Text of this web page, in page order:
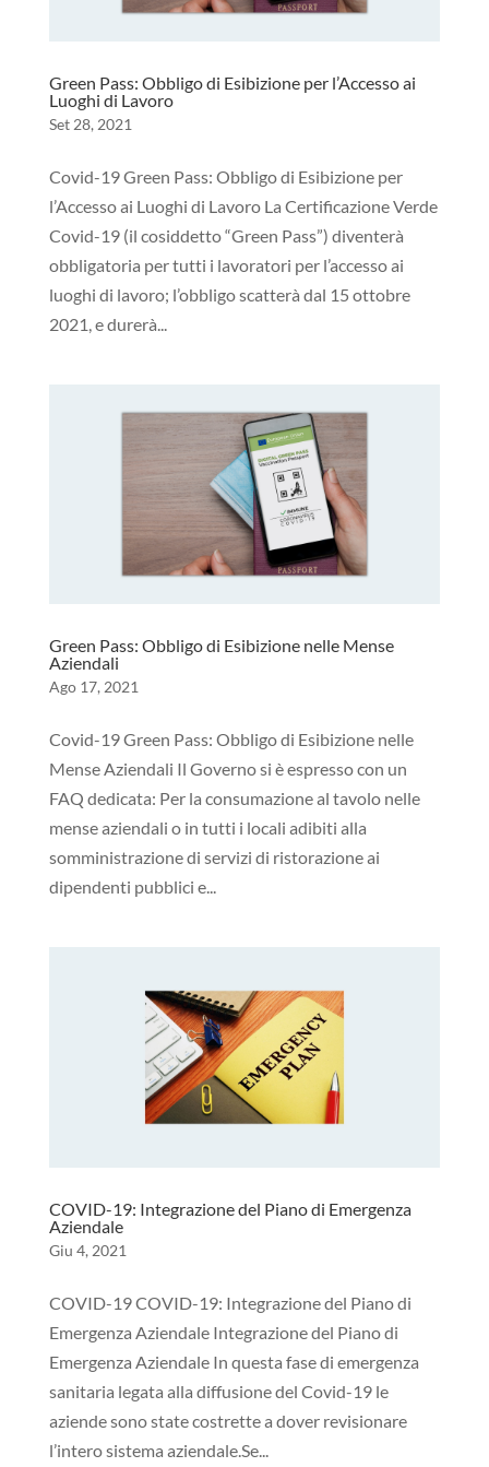
Green Pass: Obbligo di Esibizione per l’Accesso ai
Luoghi di Lavoro
Set 28, 2021
Covid-19 Green Pass: Obbligo di Esibizione per
l’Accesso ai Luoghi di Lavoro La Certificazione Verde
Covid-19 (il cosiddetto “Green Pass”) diventerà
obbligatoria per tutti i lavoratori per l’accesso ai
luoghi di lavoro; l’obbligo scatterà dal 15 ottobre
2021, e durerà...
Green Pass: Obbligo di Esibizione nelle Mense
Aziendali
Ago 17, 2021
Covid-19 Green Pass: Obbligo di Esibizione nelle
Mense Aziendali Il Governo si è espresso con un
FAQ dedicata: Per la consumazione al tavolo nelle
mense aziendali o in tutti i locali adibiti alla
somministrazione di servizi di ristorazione ai
dipendenti pubblici e...
COVID-19: Integrazione del Piano di Emergenza
Aziendale
Giu 4, 2021
COVID-19 COVID-19: Integrazione del Piano di
Emergenza Aziendale Integrazione del Piano di
Emergenza Aziendale In questa fase di emergenza
sanitaria legata alla diffusione del Covid-19 le
aziende sono state costrette a dover revisionare
l’intero sistema aziendale.Se...